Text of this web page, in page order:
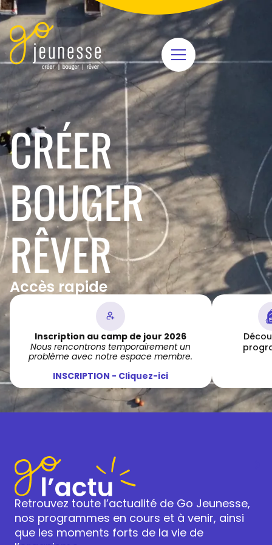
CRÉER
BOUGER
RÊVER
Accès rapide
Inscription au camp de jour 2026
Nous rencontrons temporairement un
problème avec notre espace membre.
INSCRIPTION - Cliquez-ici
Retrouvez toute l’actualité de Go Jeunesse,
nos programmes en cours et à venir, ainsi
que les moments forts de la vie de